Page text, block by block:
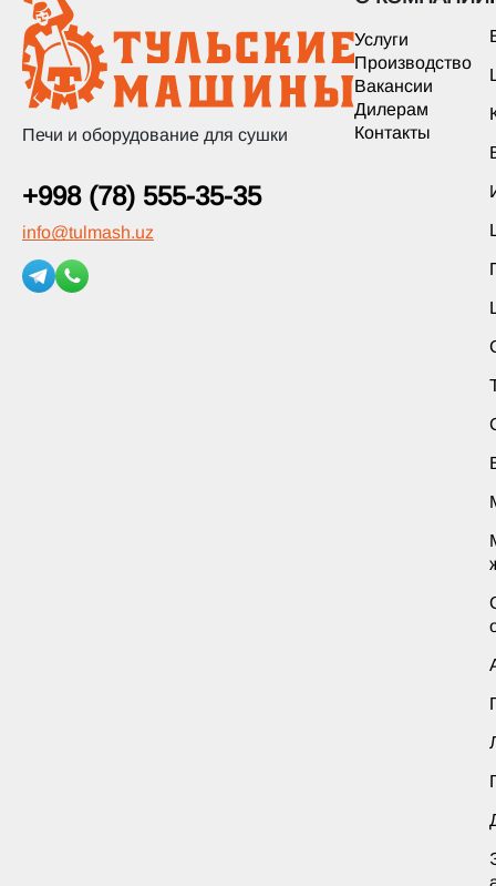
Печи и оборудование для сушки
+998 (78) 555-35-35
info@tulmash.uz
Услуги
Производство
Вакансии
Дилерам
Контакты